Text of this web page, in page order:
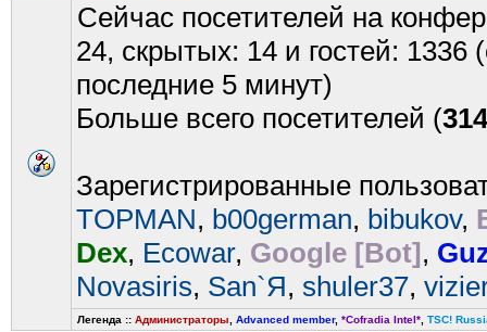
Сейчас посетителей на
24, скрытых: 14 и гостей: 1336
последние 5 минут)
Больше всего посетителей (
Зарегистрированные
TOPMAN, b00german, bibukov,
Dex, Ecowar, Google [Bot],
Novasiris, San`Я, shuler37,
Легенда :: Администраторы Advanced member, *Cofradia Intel* TSC!